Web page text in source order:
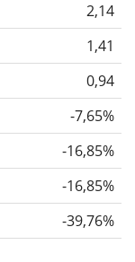
2,14
1,41
0,94
-7,65%
-16,85%
-16,85%
-39,76%